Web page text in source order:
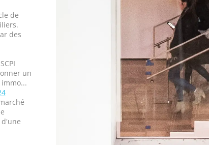
de
des
un